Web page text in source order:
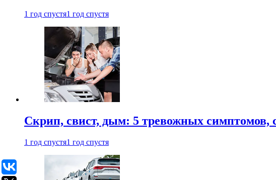
1 год спустя1 год спустя
Скрип, свист, дым: 5 тревожных симптомов,
1 год спустя1 год спустя